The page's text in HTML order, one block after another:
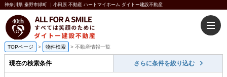
神奈川県 秦野市緑町 ｜小田原 不動産 ハートマイホーム ダイトー建設不動産
TOPページ > 物件検索 > 不動産情報一覧
現在の検索条件 さらに条件を絞り込む